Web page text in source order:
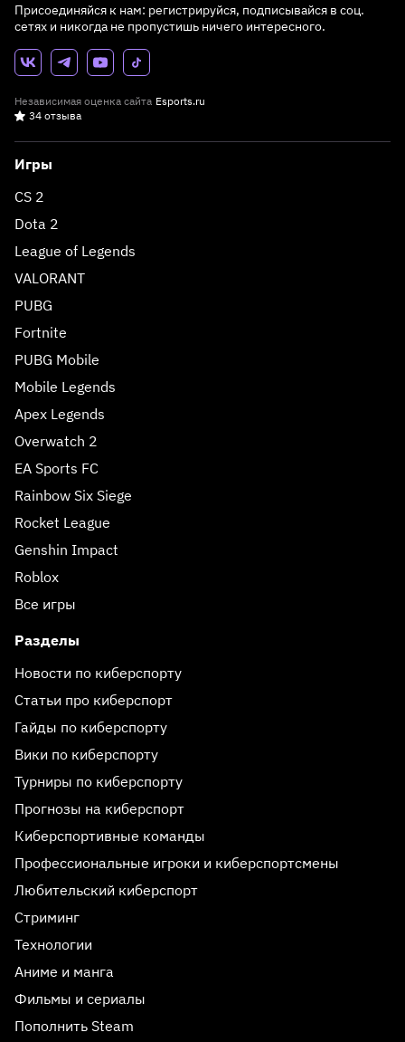
Присоединяйся к нам: регистрируйся, подписывайся в соц.
сетях и никогда не пропустишь ничего интересного.
Независимая оценка сайта Esports.ru
34 отзыва
Игры
CS 2
Dota 2
League of Legends
VALORANT
PUBG
Fortnite
PUBG Mobile
Mobile Legends
Apex Legends
Overwatch 2
EA Sports FC
Rainbow Six Siege
Rocket League
Genshin Impact
Roblox
Все игры
Разделы
Новости по киберспорту
Статьи про киберспорт
Гайды по киберспорту
Вики по киберспорту
Турниры по киберспорту
Прогнозы на киберспорт
Киберспортивные команды
Профессиональные игроки и киберспортсмены
Любительский киберспорт
Стриминг
Технологии
Аниме и манга
Фильмы и сериалы
Пополнить Steam